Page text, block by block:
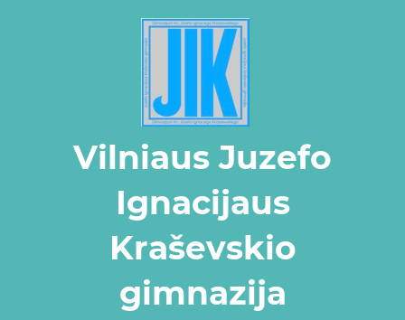
Vilniaus Juzefo
Ignacijaus
Kraševskio
gimnazija